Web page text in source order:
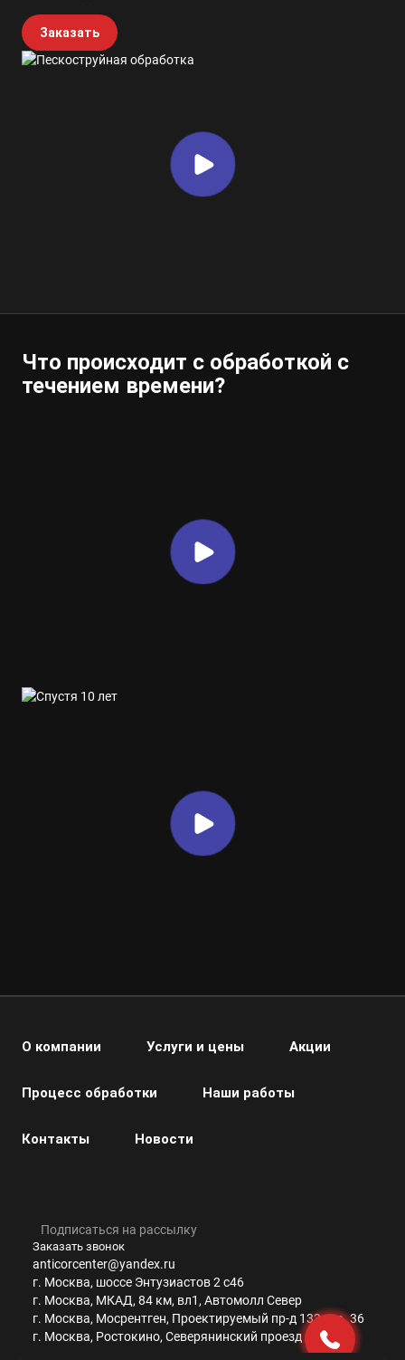
Заказать
Что происходит с обработкой с
течением времени?
О компании Услуги и цены Акции
Процесс обработки Наши работы
Контакты Новости
Подписаться на рассылку
Заказать звонок
anticorcenter@yandex.ru
г. Москва, шоссе Энтузиастов 2 с46
г. Москва, МКАД, 84 км, вл1, Автомолл Север
г. Москва, Мосрентген, Проектируемый пр-д 133 стр. 36
г. Москва, Ростокино, Северянинский проезд 6 с14